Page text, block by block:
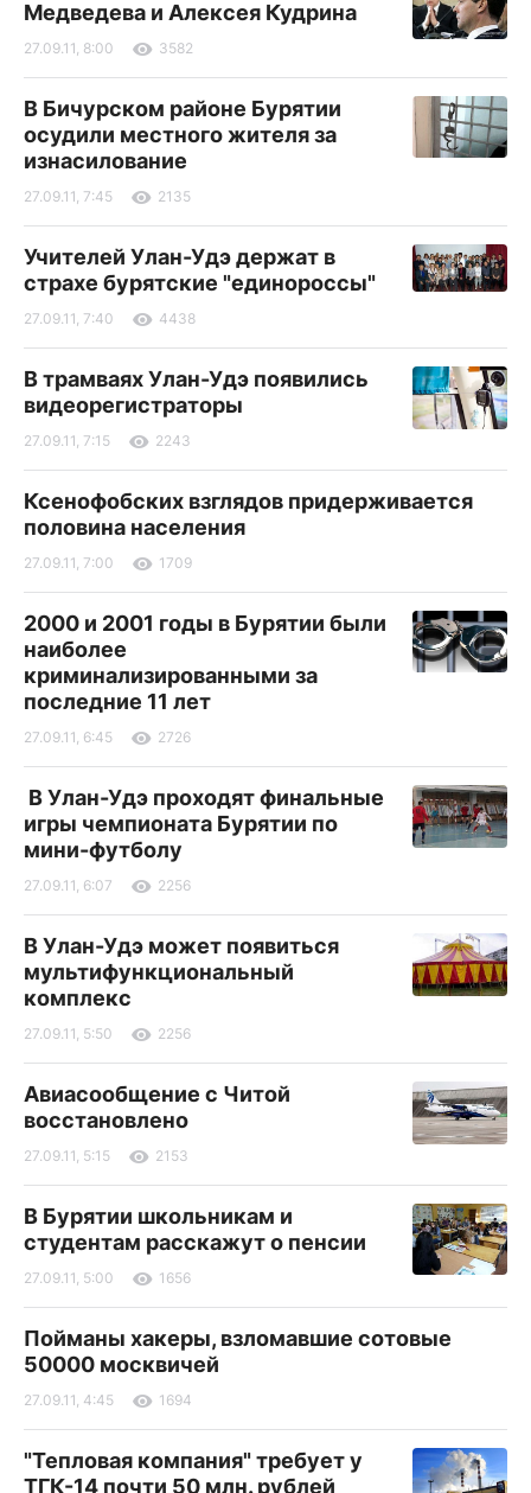
Медведева и Алексея Кудрина
27.09.11, 8:00 3582
В Бичурском районе Бурятии
осудили местного жителя за
изнасилование
27.09.11, 7:45 2135
Учителей Улан-Удэ держат в
страхе бурятские "единороссы"
27.09.11, 7:40 4438
В трамваях Улан-Удэ появились
видеорегистраторы
27.09.11, 7:15 2243
Ксенофобских взглядов придерживается
половина населения
27.09.11, 7:00 1709
2000 и 2001 годы в Бурятии были
наиболее
криминализированными за
последние 11 лет
27.09.11, 6:45 2726
В Улан-Удэ проходят финальные
игры чемпионата Бурятии по
мини-футболу
27.09.11, 6:07 2256
В Улан-Удэ может появиться
мультифункциональный
комплекс
27.09.11, 5:50 2256
Авиасообщение с Читой
восстановлено
27.09.11, 5:15 2153
В Бурятии школьникам и
студентам расскажут о пенсии
27.09.11, 5:00 1656
Пойманы хакеры, взломавшие сотовые
50000 москвичей
27.09.11, 4:45 1694
"Тепловая компания" требует у
ТГК-14 почти 50 млн. рублей